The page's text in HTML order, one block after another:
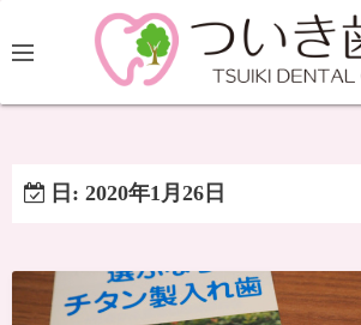
日: 2020年1月26日